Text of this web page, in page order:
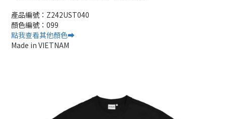
產品編號：Z242UST040
顏色編號：099
點我查看其他顏色➡️
Made in VIETNAM